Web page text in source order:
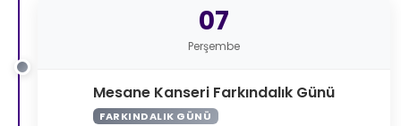
07
Perşembe
Mesane Kanseri Farkındalık Günü
FARKINDALIK GÜNÜ